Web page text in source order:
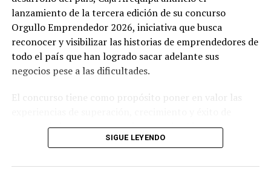
lanzamiento de la tercera edición de su concurso
Orgullo Emprendedor 2026, iniciativa que busca
reconocer y visibilizar las historias de emprendedores de
todo el país que han logrado sacar adelante sus
negocios pese a las dificultades.
El concurso tiene como propósito poner en valor las
emprendedores peruanos, destacando el impacto que
sus negocios generan en sus familias, comunidades y en
Arequipa busca inspirar a más peruanos a emprender y
SIGUE LEYENDO